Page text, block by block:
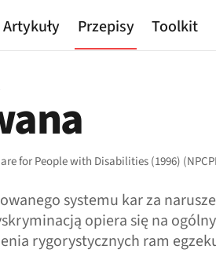
Artykuły Przepisy Toolkit
for People with Disabilities (1996)
systemu kar za
opiera się na
rygorystycznych ram